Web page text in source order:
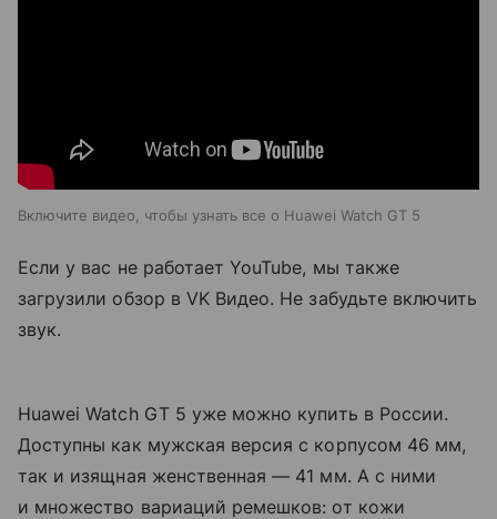
Включите видео, чтобы узнать все о Huawei Watch GT 5
Если у вас не работает YouTube, мы также
загрузили обзор в VK Видео. Не забудьте включить
звук.
Huawei Watch GT 5 уже можно купить в России.
Доступны как мужская версия с корпусом 46 мм,
так и изящная женственная — 41 мм. А с ними
и множество вариаций ремешков: от кожи